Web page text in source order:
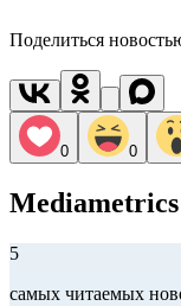
Поделиться
0 0
Mediametrics
5
самых читаемых